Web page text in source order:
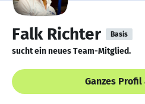
Falk Richter Basis
sucht ein neues Team-Mitglied.
Ganzes Profil